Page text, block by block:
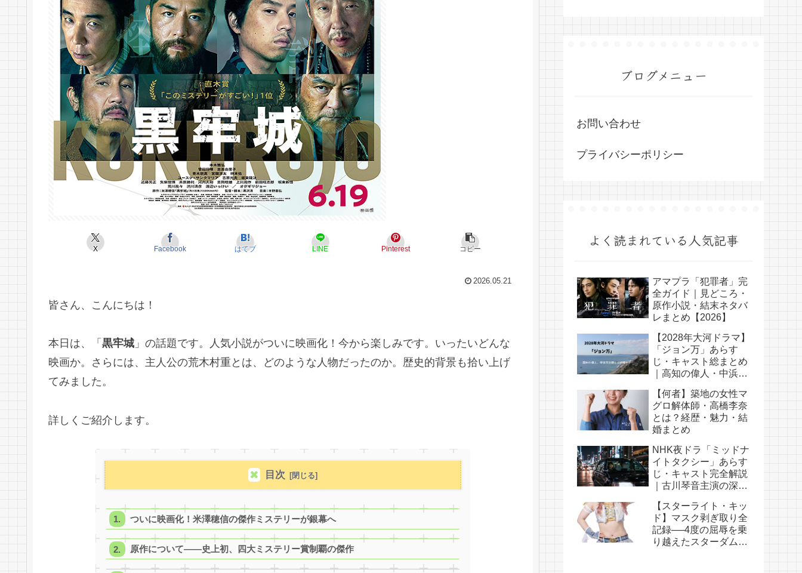
X Facebook はてブ LINE Pinterest コピー
2026.05.21
皆さん、こんにちは！
本日は、「 黒牢城 」の話題です。人気小説がついに映画化！今から楽しみです。いったいどんな
映画か。さらには、主人公の荒木村重とは、どのような人物だったのか。歴史的背景も拾い上げ
てみました。
詳しくご紹介します。
目次
ついに映画化！米澤穂信の傑作ミステリーが銀幕へ
原作について——史上初、四大ミステリー賞制覇の傑作
ブログメニュー
お問い合わせ
プライバシーポリシー
よく読まれている人気記事
アマプラ「犯罪者」完
全ガイド｜見どころ・
原作小説・結末ネタバ
レまとめ【2026】
【2028年大河ドラマ】
「ジョン万」あらす
じ・キャスト総まとめ
｜高知の偉人・中浜万
【何者】築地の女性マ
グロ解体師・高橋李奈
とは？経歴・魅力・結
婚まとめ
NHK夜ドラ「ミッドナ
イトタクシー」あらす
じ・キャスト完全解説
｜古川琴音主演の深夜
【スターライト・キッ
ド】マスク剥ぎ取り全
記録──4度の屈辱を乗
り越えたスターダムの